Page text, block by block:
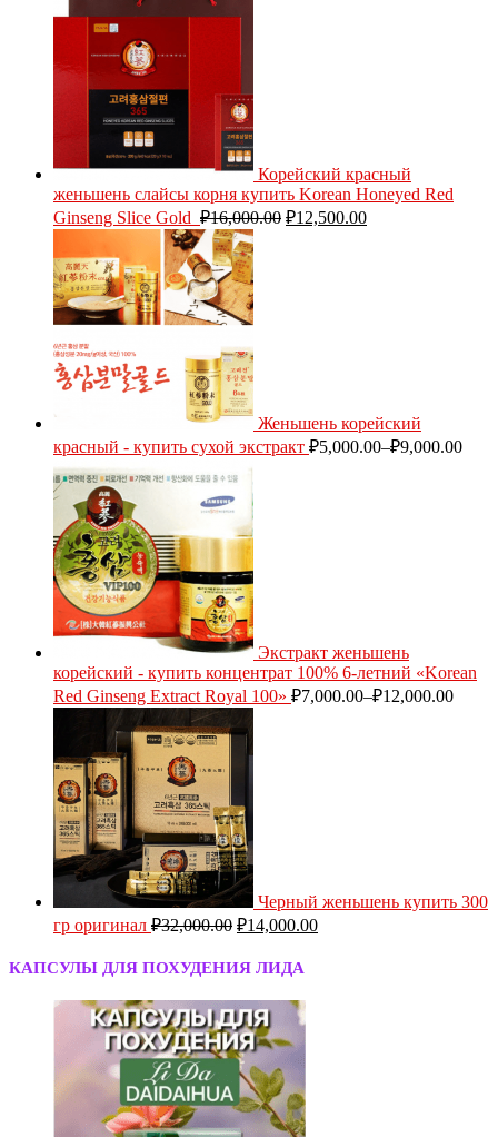
Корейский красный
женьшень слайсы корня купить Korean Honeyed Red
Ginseng Slice Gold ₽16,000.00 ₽12,500.00
Женьшень корейский
красный - купить сухой экстракт ₽5,000.00–₽9,000.00
Экстракт женьшень
корейский - купить концентрат 100% 6-летний «Korean
Red Ginseng Extract Royal 100» ₽7,000.00–₽12,000.00
Черный женьшень купить 300
гр оригинал ₽32,000.00 ₽14,000.00
КАПСУЛЫ ДЛЯ ПОХУДЕНИЯ ЛИДА